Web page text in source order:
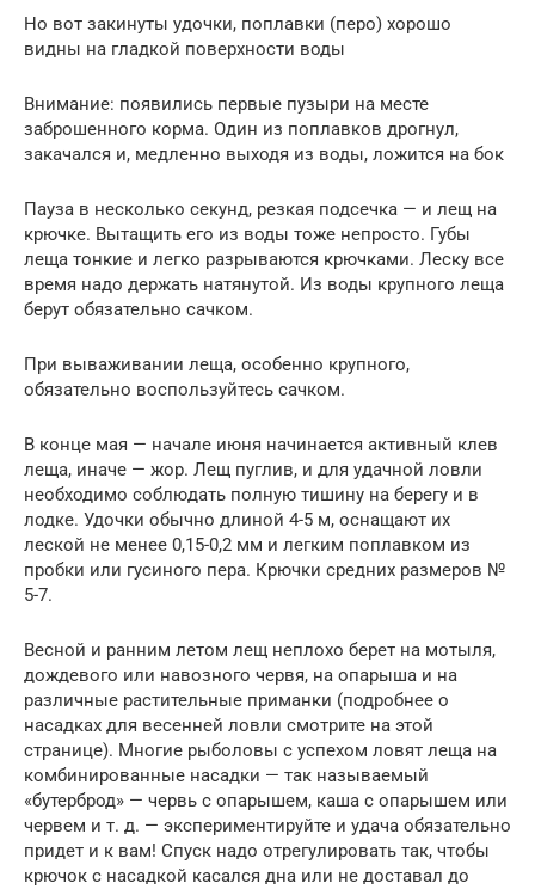
Но вот закинуты удочки, поплавки (перо) хорошо
видны на гладкой поверхности воды
Внимание: появились первые пузыри на месте
заброшенного корма. Один из поплавков дрогнул,
закачался и, медленно выходя из воды, ложится на бок
Пауза в несколько секунд, резкая подсечка — и лещ на
крючке. Вытащить его из воды тоже непросто. Губы
леща тонкие и легко разрываются крючками. Леску все
время надо держать натянутой. Из воды крупного леща
берут обязательно сачком.
При вываживании леща, особенно крупного,
обязательно воспользуйтесь сачком.
В конце мая — начале июня начинается активный клев
леща, иначе — жор. Лещ пуглив, и для удачной ловли
необходимо соблюдать полную тишину на берегу и в
лодке. Удочки обычно длиной 4-5 м, оснащают их
леской не менее 0,15-0,2 мм и легким поплавком из
пробки или гусиного пера. Крючки средних размеров №
5-7.
Весной и ранним летом лещ неплохо берет на мотыля,
дождевого или навозного червя, на опарыша и на
различные растительные приманки (подробнее о
насадках для весенней ловли смотрите на этой
странице). Многие рыболовы с успехом ловят леща на
комбинированные насадки — так называемый
«бутерброд» — червь с опарышем, каша с опарышем или
червем и т. д. — экспериментируйте и удача обязательно
придет и к вам! Спуск надо отрегулировать так, чтобы
крючок с насадкой касался дна или не доставал до